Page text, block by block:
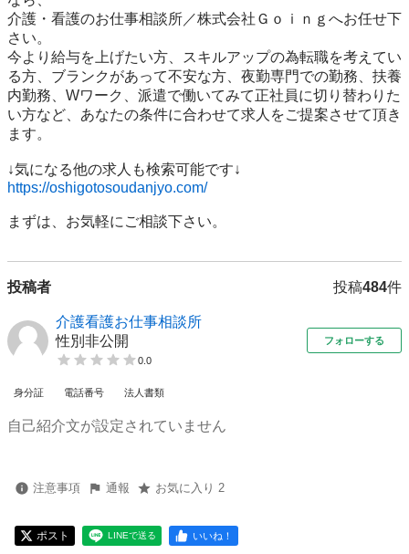
介護・看護のお仕事相談所／株式会社Ｇｏｉｎｇへお任せ下
さい。
今より給与を上げたい方、スキルアップの為転職を考えてい
る方、ブランクがあって不安な方、夜勤専門での勤務、扶養
内勤務、Wワーク、派遣で働いてみて正社員に切り替わりた
い方など、あなたの条件に合わせて求人をご提案させて頂き
ます。
https://oshigotosoudanjyo.com/
まずは、お気軽にご相談下さい。
投稿者 投稿484件
介護看護お仕事相談所
性別非公開
0.0
フォローする
身分証 電話番号 法人書類
自己紹介文が設定されていません
注意事項 通報 お気に入り 2
ポスト LINEで送る いいね！